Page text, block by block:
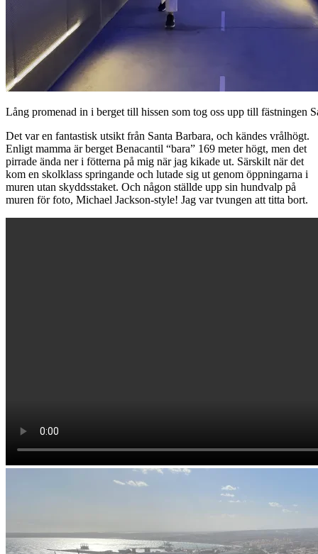
Lång promenad in i berget till hissen som tog oss upp till fästningen
Det var en fantastisk utsikt från Santa Barbara, och kändes vrålhögt.
Enligt mamma är berget Benacantil “bara” 169 meter högt, men det
pirrade ända ner i fötterna på mig när jag kikade ut. Särskilt när det
kom en skolklass springande och lutade sig ut genom öppningarna i
muren utan skyddsstaket. Och någon ställde upp sin hundvalp på
muren för foto, Michael Jackson-style! Jag var tvungen att titta bort.